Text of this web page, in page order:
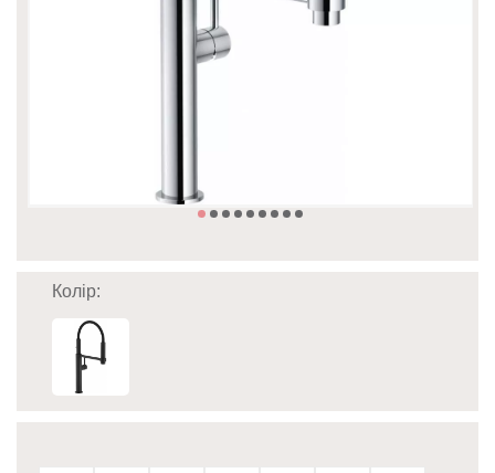
Колір: